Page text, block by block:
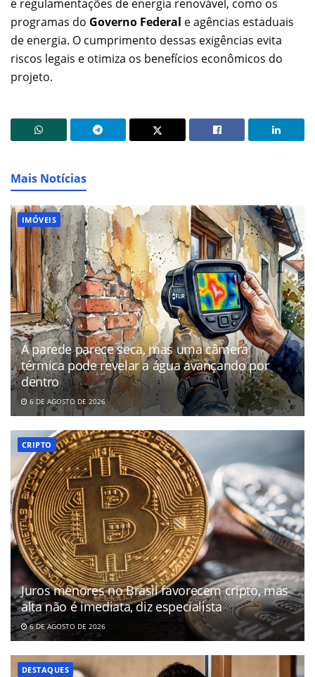
e regulamentações de energia renovável, como os
programas do Governo Federal e agências estaduais
de energia. O cumprimento dessas exigências evita
riscos legais e otimiza os benefícios econômicos do
projeto.
Mais Notícias
IMÓVEIS
A parede parece seca, mas uma câmera
térmica pode revelar a água avançando por
dentro
6 DE AGOSTO DE 2026
CRIPTO
Juros menores no Brasil favorecem cripto, mas
alta não é imediata, diz especialista
6 DE AGOSTO DE 2026
DESTAQUES